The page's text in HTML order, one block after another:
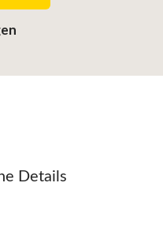
Details